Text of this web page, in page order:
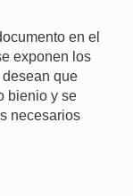
en el
exponen los
que
bienio y se
necesarios